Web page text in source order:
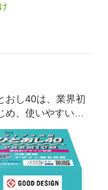
おし40は、業界初
、使いやすいロ
やすいジャバラ型
た
最大容量40gなの
薬です